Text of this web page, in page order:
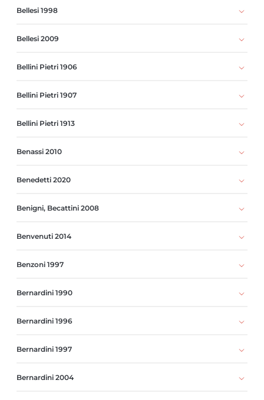
Bellesi 1998
Bellesi 2009
Bellini Pietri 1906
Bellini Pietri 1907
Bellini Pietri 1913
Benassi 2010
Benedetti 2020
Benigni, Becattini 2008
Benvenuti 2014
Benzoni 1997
Bernardini 1990
Bernardini 1996
Bernardini 1997
Bernardini 2004